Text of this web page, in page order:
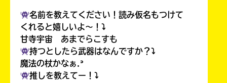
名前を教えてください！読み仮名もつけて
くれると嬉しいよ〜！⤵︎
甘寺宇宙 あまでらこすも
持つとしたら武器はなんですか？⤵︎
魔法の杖かなぁ.ᐣ
推しを教えてー！⤵︎